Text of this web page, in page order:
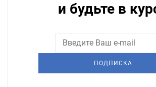
и будьте в
ПОДПИСКА